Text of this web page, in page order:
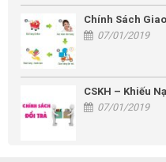
Chính Sách
07/01/2019
CSKH – Khiếu
07/01/2019